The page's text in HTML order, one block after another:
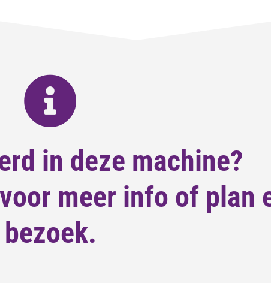
in deze machine?
meer info of plan
bezoek.